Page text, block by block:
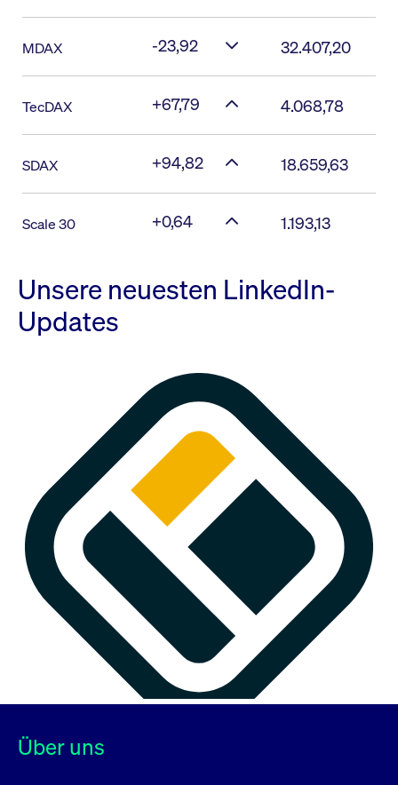
MDAX -23,92 32.407,20
TecDAX +67,79 4.068,78
SDAX +94,82 18.659,63
Scale 30 +0,64 1.193,13
Unsere neuesten LinkedIn-
Updates
Über uns